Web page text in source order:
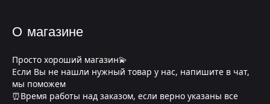
О магазине
Просто хороший магазин💫
Если Вы не нашли нужный товар у нас, напишите в чат,
мы поможем
⏰Время работы над заказом, если верно указаны все